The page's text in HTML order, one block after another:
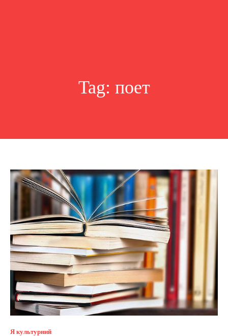
Tag: поет
Я культурний